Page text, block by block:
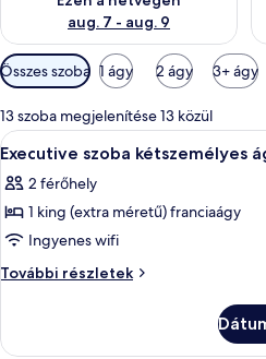
aug. 7 - aug. 9
Szobákhoz
rendelkezésre
álló
szűrők
Összes szoba 1 ágy 2 ágy 3+ ágy
13 szoba megjelenítése 13 közül
A
következő
szoba
összes
képének
megtekintése:
kétszemélyes
5
Executive szoba kétszemélyes
2 férőhely
1 king (extra méretű) franciaágy
Ingyenes wifi
További részletek
Executive
kilátással